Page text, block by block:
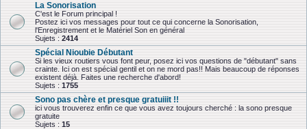
La Sonorisation
C'est le Forum principal !
Postez ici vos messages pour tout ce qui concerne la Sonorisation,
l'Enregistrement et le Matériel Son en général
Sujets : 2414
Spécial Nioubie Débutant
Si les vieux routiers vous font peur, posez ici vos questions de "débutant" sans
crainte. Ici on est spécial gentil et on ne mord pas!! Mais beaucoup de réponses
existent déjà. Faites une recherche d'abord!
Sujets : 1755
Sono pas chère et presque gratuiiit !!
ici vous trouverez enfin ce que vous avez toujours cherché : la sono presque
gratuite
Sujets : 15